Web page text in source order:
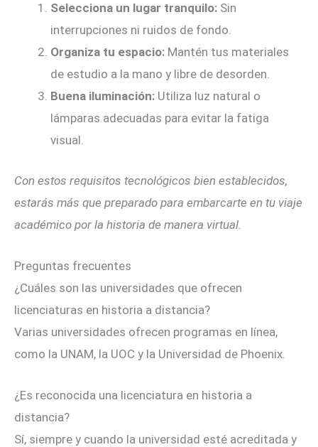
Selecciona un lugar tranquilo: Sin
interrupciones ni ruidos de fondo.
Organiza tu espacio: Mantén tus materiales
de estudio a la mano y libre de desorden.
Buena iluminación: Utiliza luz natural o
lámparas adecuadas para evitar la fatiga
visual.
Con estos requisitos tecnológicos bien establecidos,
estarás más que preparado para embarcarte en tu viaje
académico por la historia de manera virtual.
Preguntas frecuentes
¿Cuáles son las universidades que ofrecen
licenciaturas en historia a distancia?
Varias universidades ofrecen programas en línea,
como la UNAM, la UOC y la Universidad de Phoenix.
¿Es reconocida una licenciatura en historia a
distancia?
Sí, siempre y cuando la universidad esté acreditada y